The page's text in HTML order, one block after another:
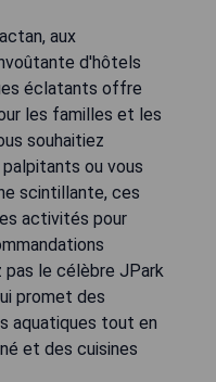
aux
d'hôtels
éclatants offre
les familles et les
souhaitiez
ou vous
scintillante, ces
activités pour
pas le célèbre JPark
promet des
aquatiques tout en
et des cuisines